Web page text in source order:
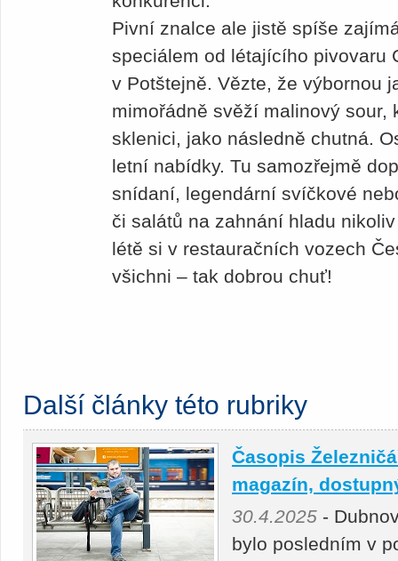
Pivní znalce ale jistě spíše
speciálem od létajícího pivovaru
v Potštejně. Vězte, že výbornou
mimořádně svěží malinový sour,
sklenici, jako následně chutná.
letní nabídky. Tu samozřejmě
snídaní, legendární svíčkové
či salátů na zahnání hladu
létě si v restauračních vozech
všichni – tak dobrou chuť!
Další články této rubriky
Časopis
magazín,
30.4.2025 -
bylo posledním v